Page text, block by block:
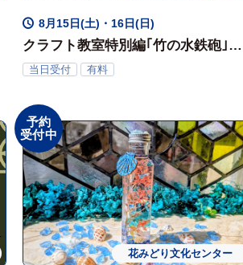
8月15日(土)・16日(日)
クラフト教室特別編｢竹の水鉄砲｣（8
月）
当日受付 有料
予約
受付中
体験会
ワークショップ
花みどり文化センター